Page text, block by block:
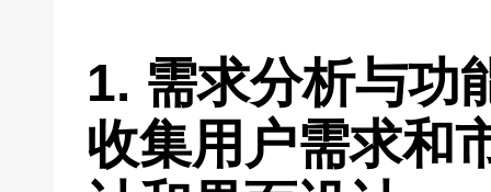
1. 需求分析与功
收集用户需求和